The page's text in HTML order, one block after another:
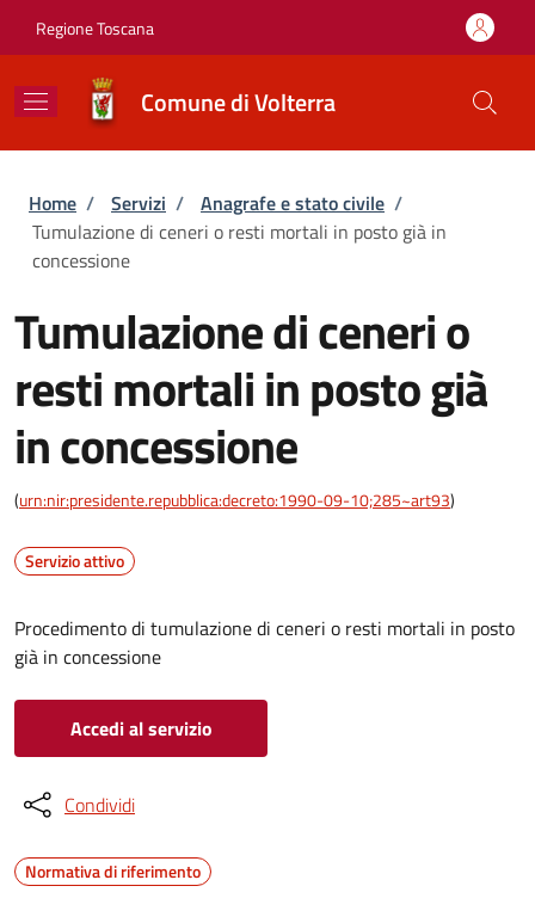
Regione Toscana
Comune di Volterra
Briciole di pane
Home / Servizi / Anagrafe e stato civile /
Tumulazione di ceneri o resti mortali in posto già in
concessione
Tumulazione di ceneri o
resti mortali in posto già
in concessione
(urn:nir:presidente.repubblica:decreto:1990-09-10;285~art93)
Servizio attivo
Procedimento di tumulazione di ceneri o resti mortali in posto
già in concessione
Accedi al servizio
Condividi
Normativa di riferimento